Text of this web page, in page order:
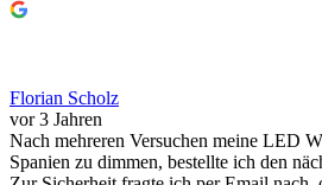
Florian Scholz
vor 3 Jahren
Nach mehreren Versuchen meine LED
Spanien zu dimmen, bestellte ich den